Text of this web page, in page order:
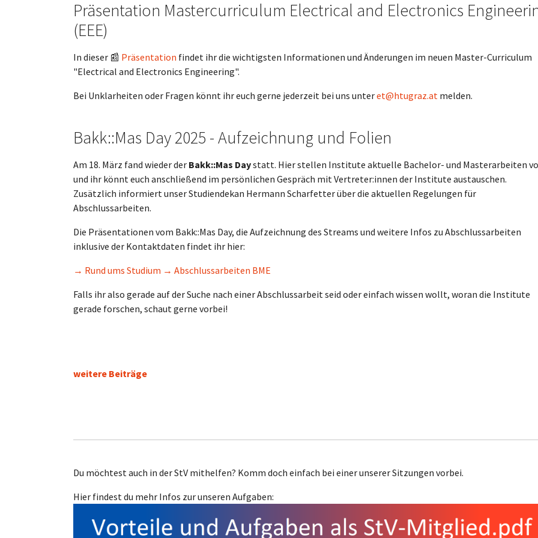
Präsentation Mastercurriculum Electrical and Electronics
(EEE)
In dieser 📰 Präsentation findet ihr die wichtigsten Informationen und Änderungen im neuen Master-Curriculum
"Electrical and Electronics Engineering".
Bei Unklarheiten oder Fragen könnt ihr euch gerne jederzeit bei uns unteret@htugraz.at melden.
Bakk::Mas Day 2025 - Aufzeichnung und Folien
Am 18. März fand wieder der Bakk::Mas Daystatt. Hier stellen Institute aktuelle Bachelor- und Masterarbeiten
und ihr könnt euch anschließend im persönlichen Gespräch mit Vertreter:innen der Institute austauschen.
Zusätzlich informiert unser Studiendekan Hermann Scharfetter über die aktuellen Regelungen für
Abschlussarbeiten.
Die Präsentationen vom Bakk::Mas Day, die Aufzeichnung des Streams und weitere Infos zu Abschlussarbeiten
inklusive der Kontaktdaten findet ihr hier:
→ Rund ums Studium → Abschlussarbeiten BME
Falls ihr also gerade auf der Suche nach einer Abschlussarbeit seid oder einfach wissen wollt, woran die Institute
gerade forschen, schaut gerne vorbei!
weitere Beiträge
Du möchtest auch in der StV mithelfen? Komm doch einfach bei einer unserer Sitzungen vorbei.
Hier findest du mehr Infos zur unseren Aufgaben: